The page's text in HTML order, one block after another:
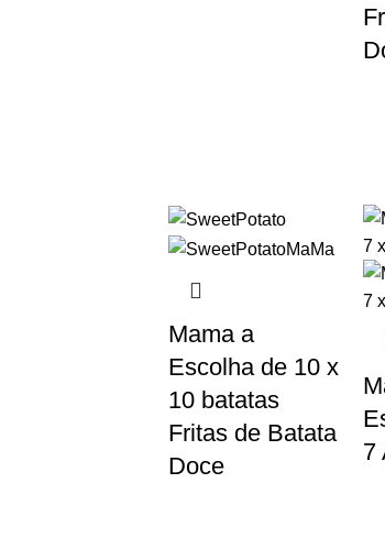
Mama a
Escolha de 10 x
10 batatas
Fritas de Batata
Doce
7